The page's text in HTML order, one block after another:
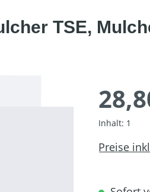
TSE,
Inhalt: 1
Preise